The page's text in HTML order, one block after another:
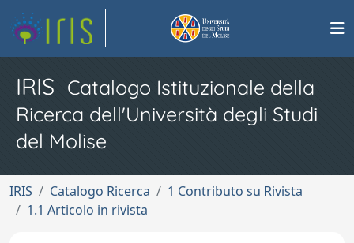
IRIS Catalogo Istituzionale della
Ricerca dell'Università degli Studi
del Molise
IRIS Catalogo Ricerca
1 Contributo su Rivista
1.1 Articolo in rivista